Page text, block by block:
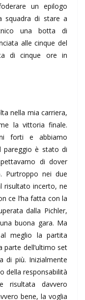
un epilogo
squadra di stare a
una botta di
alle cinque del
di cinque ore in
nella mia carriera,
la vittoria finale.
forti e abbiamo
pareggio è stato di
di dover
Purtroppo nei due
risultato incerto, ne
ce l’ha fatta con la
dalla Pichler,
buona gara. Ma
meglio la partita
dell’ultimo set
di più. Inizialmente
della responsabilità
risultata davvero
bene, la voglia